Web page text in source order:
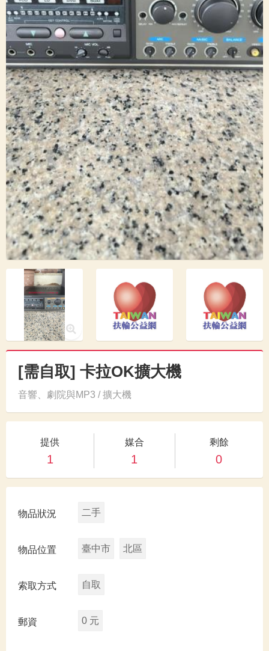
[需自取] 卡拉OK擴大機
音響、劇院與MP3 / 擴大機
提供
1
媒合
1
剩餘
0
物品狀況 二手
物品位置 臺中市 北區
索取方式 自取
郵資 0 元